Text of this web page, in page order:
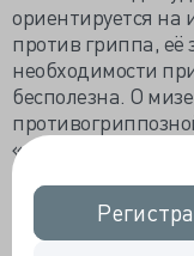
ориентируется на
против гриппа, её
необходимости
бесполезна. О
«трибун» не раз, и
В доковидную эру
исследований,
обществом,